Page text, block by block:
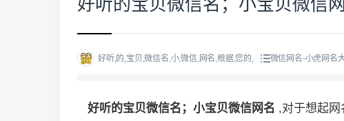
好听的宝贝微信名；小宝贝微信
好听,的,宝贝,微信名,小,微信,网名,根据,您的, 微信网名-小虎网名
好听的宝贝微信名；小宝贝微信网名 ,对于想起